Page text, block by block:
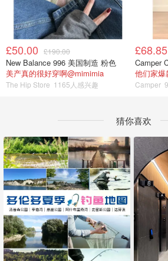
£50.00 £190.00
New Balance 996 美国制造 粉色
美产真的很好穿啊@mimimia
The Hip Store 1165人感兴趣
£68.85
Camper
他们家爆
Camper
猜你喜欢